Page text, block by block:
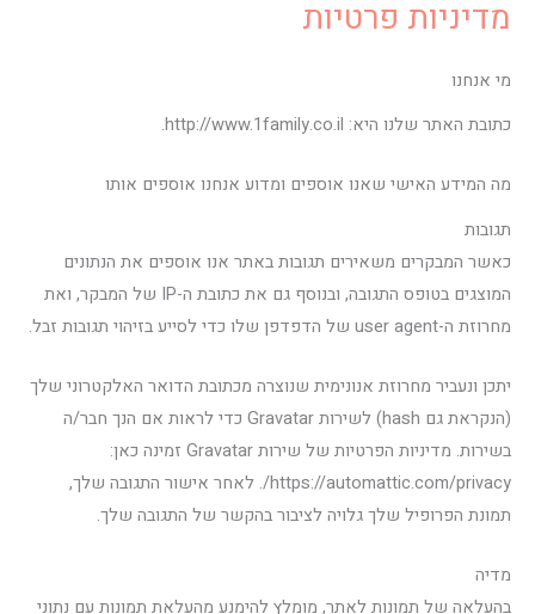
דילוגמדיניות פרטיות
מי אנחנו
כתובת האתר שלנו היא: http://www.1family.co.il.
מה המידע האישי שאנו אוספים ומדוע אנחנו אוספים אותו
תגובות
כאשר המבקרים משאירים תגובות באתר אנו אוספים את הנתונים
המוצגים בטופס התגובה, ובנוסף גם את כתובת ה-IP של המבקר, ואת
מחרוזת ה-user agent של הדפדפן שלו כדי לסייע בזיהוי תגובות זבל.
יתכן ונעביר מחרוזת אנונימית שנוצרה מכתובת הדואר האלקטרוני שלך
(הנקראת גם hash) לשירות Gravatar כדי לראות אם הנך חבר/ה
בשירות. מדיניות הפרטיות של שירות Gravatar זמינה כאן:
https://automattic.com/privacy/. לאחר אישור התגובה שלך,
תמונת הפרופיל שלך גלויה לציבור בהקשר של התגובה שלך.
מדיה
בהעלאה של תמונות לאתר, מומלץ להימנע מהעלאת תמונות עם נתוני